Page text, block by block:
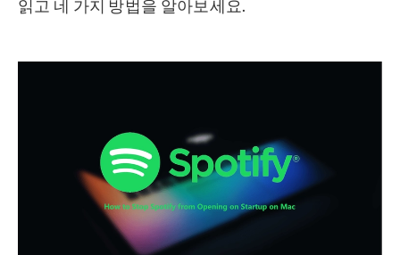
읽고 네 가지 방법을 알아보세요.